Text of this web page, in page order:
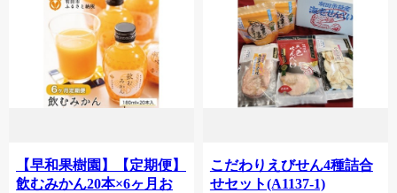
【早和果樹園】【定期便】
飲むみかん20本×6ヶ月お
こだわりえびせん4種詰合
せセット(A1137-1)